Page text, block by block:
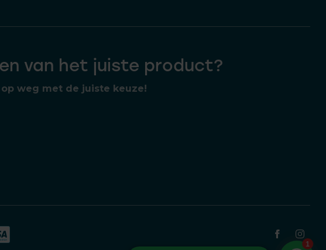
van het juiste product?
weg met de juiste keuze!